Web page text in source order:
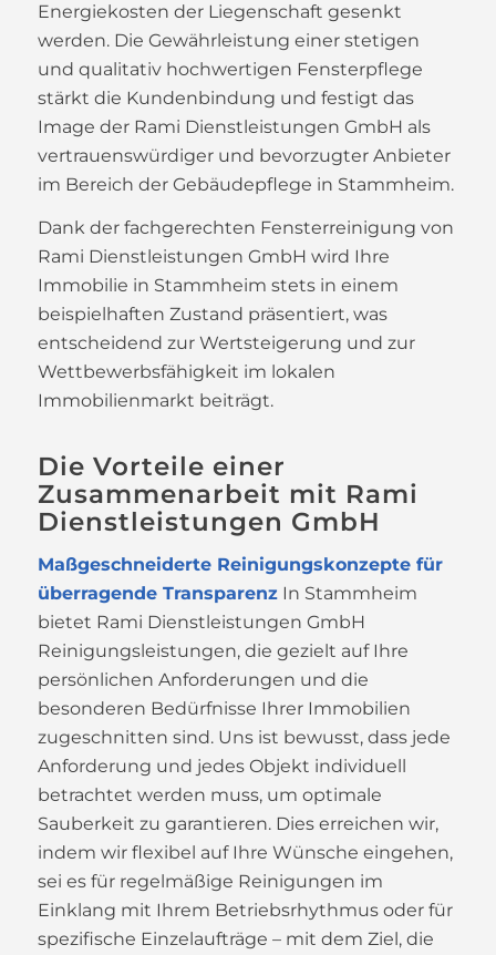
Energiekosten der Liegenschaft gesenkt
werden. Die Gewährleistung einer stetigen
und qualitativ hochwertigen Fensterpflege
stärkt die Kundenbindung und festigt das
Image der Rami Dienstleistungen GmbH als
vertrauenswürdiger und bevorzugter Anbieter
im Bereich der Gebäudepflege in Stammheim.
Dank der fachgerechten Fensterreinigung von
Rami Dienstleistungen GmbH wird Ihre
Immobilie in Stammheim stets in einem
beispielhaften Zustand präsentiert, was
entscheidend zur Wertsteigerung und zur
Wettbewerbsfähigkeit im lokalen
Immobilienmarkt beiträgt.
Die Vorteile einer
Zusammenarbeit mit Rami
Dienstleistungen GmbH
Maßgeschneiderte Reinigungskonzepte für
überragende TransparenzIn Stammheim
bietet Rami Dienstleistungen GmbH
Reinigungsleistungen, die gezielt auf Ihre
persönlichen Anforderungen und die
besonderen Bedürfnisse Ihrer Immobilien
zugeschnitten sind. Uns ist bewusst, dass jede
Anforderung und jedes Objekt individuell
betrachtet werden muss, um optimale
Sauberkeit zu garantieren. Dies erreichen wir,
indem wir flexibel auf Ihre Wünsche eingehen,
sei es für regelmäßige Reinigungen im
Einklang mit Ihrem Betriebsrhythmus oder für
spezifische Einzelaufträge – mit dem Ziel, die